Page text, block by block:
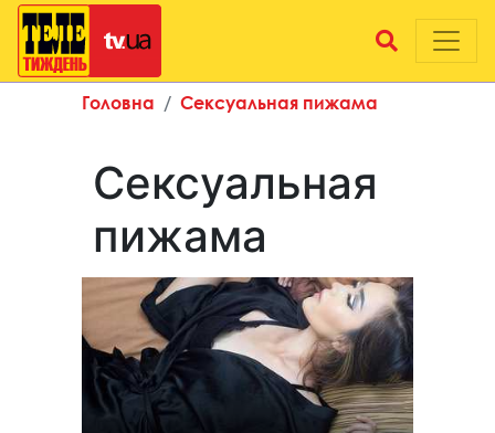
Головна Сексуальная пижама
Сексуальная
пижама